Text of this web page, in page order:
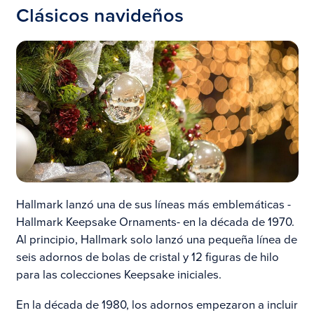
Clásicos navideños
Hallmark lanzó una de sus líneas más emblemáticas -
Hallmark Keepsake Ornaments- en la década de 1970.
Al principio, Hallmark solo lanzó una pequeña línea de
seis adornos de bolas de cristal y 12 figuras de hilo
para las colecciones Keepsake iniciales.
En la década de 1980, los adornos empezaron a incluir